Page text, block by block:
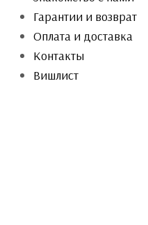
Гарантии и возврат
Оплата и доставка
Контакты
Вишлист